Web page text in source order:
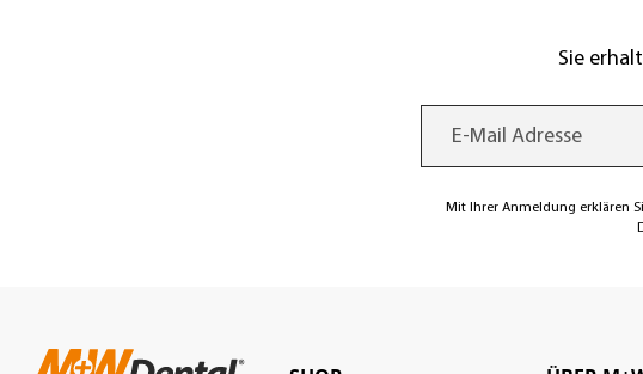
Sie
Mit Ihrer Anmeldung erklären